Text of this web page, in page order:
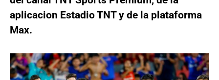
aplicacion Estadio TNT y de la plataforma
Max.